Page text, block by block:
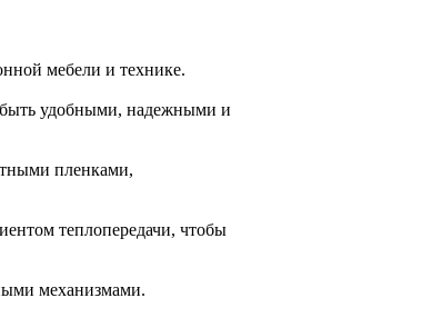
мебели и технике.
удобными, надежными и
пленками,
теплопередачи, чтобы
механизмами.